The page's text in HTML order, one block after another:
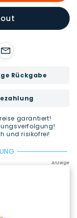
E-Mail
Rückgabe
garantiert!
und risikofrei!
Anzeige